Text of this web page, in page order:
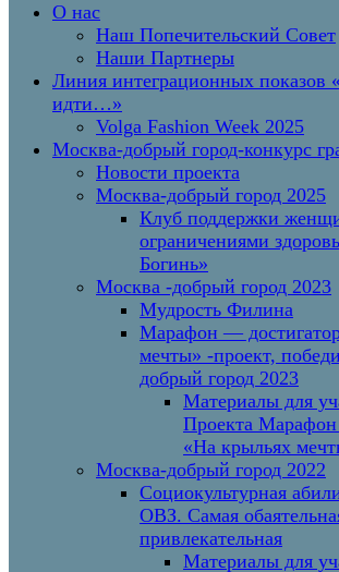
О нас
Наш Попечительский Совет
Наши Партнеры
Линия интеграционных показов
идти…»
Volga Fashion Week 2025
Москва-добрый город-конкурс
Новости проекта
Москва-добрый город 2025
Клуб поддержки
ограничениями
Богинь»
Москва -добрый город 2023
Мудрость Филина
Марафон —
мечты» -проект,
добрый город 2023
Материалы для
Проекта Марафон
«На крыльях
Москва-добрый город 2022
Социокультурная
ОВЗ. Самая
привлекательная
Материалы для